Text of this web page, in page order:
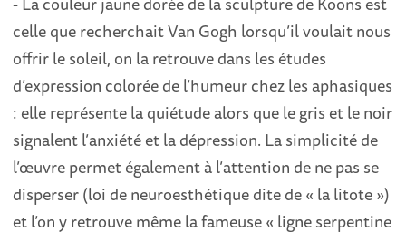
celle que recherchait Van Gogh lorsqu’il voulait nous
offrir le soleil, on la retrouve dans les études
d’expression colorée de l’humeur chez les aphasiques
: elle représente la quiétude alors que le gris et le noir
signalent l’anxiété et la dépression. La simplicité de
l’œuvre permet également à l’attention de ne pas se
disperser (loi de neuroesthétique dite de « la litote »)
et l’on y retrouve même la fameuse « ligne serpentine